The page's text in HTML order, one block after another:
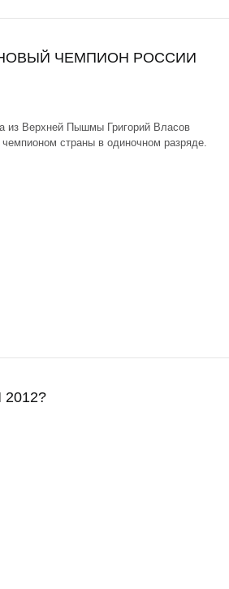
ЧЕМПИОН РОССИИ
из Верхней Пышмы Григорий Власов
страны в одиночном разряде.